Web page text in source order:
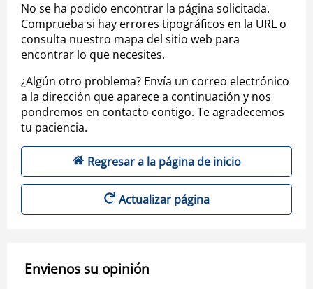
No se ha podido encontrar la página solicitada.
Comprueba si hay errores tipográficos en la URL o
consulta nuestro mapa del sitio web para
encontrar lo que necesites.
¿Algún otro problema? Envía un correo electrónico
a la dirección que aparece a continuación y nos
pondremos en contacto contigo. Te agradecemos
tu paciencia.
Regresar a la página de inicio
Actualizar página
Envienos su opinión